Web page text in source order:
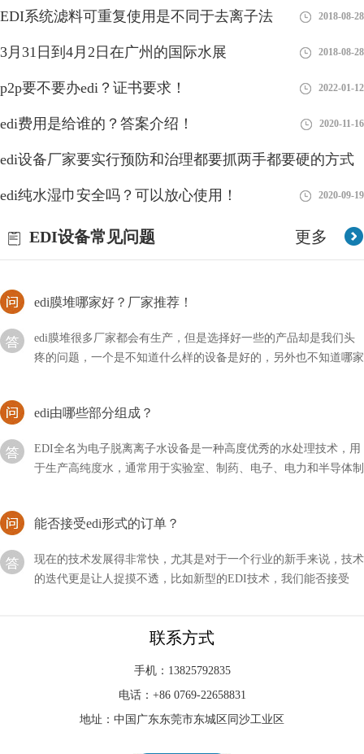
2018-08-28
EDI系统滤料可重复使用是不同于去离子法 2018-08-28
3月31日到4月2日在广州的国际水展 2018-08-28
p2p要不要办edi？证书要求！ 2022-01-12
edi费用是给谁的？答案介绍！ 2020-11-16
edi设备厂家要实行预防和治理都要抓两手都要硬的方式
2018-08-28
edi纯水湿巾安全吗？可以放心使用！ 2020-09-19
更多
EDI设备常见问题
EDI模块是现在水处理行业中比较新型的设备
EDI模块是现在水处理行业中比较新型的设备，即使不用的时候，
我们也要做好相关的维护措施，以方便下次的使用。首先我要要清
洗元件中的膜元件，然后使用反渗透设备产出来的水
edi纯水是什么？EDI纯水特点介绍！
我们可以在很多地方看到EDI纯水，比如一些纸巾、实验室、电
子、医药等产品行业中都有它的身影，可以说非常觉，但是我们却
不知道它是什么水？
疼的问题，一个是不知道什么样的设备是好的，另外也不知道哪家
公司产品好。
于生产高纯度水，通常用于实验室、制药、电子、电力和半导体制
造等领域。EDI系统利用电化学过程将离子从水中去除
的迭代更是让人捉摸不透，比如新型的EDI技术，我们能否接受
EDI形式的订单呢？
在现代健康意识不断提升的背景下，EDI（电子去离子）净水设备
作为一项重要的水处理技术受到越来越多人的关注。本文将深入探
讨EDI净水设备的模块系统
EDI模块是现在水处理行业中比较新型的设备
联系方式
手机：13825792835
电话：+86 0769-22658831
地址：中国广东东莞市东城区同沙工业区